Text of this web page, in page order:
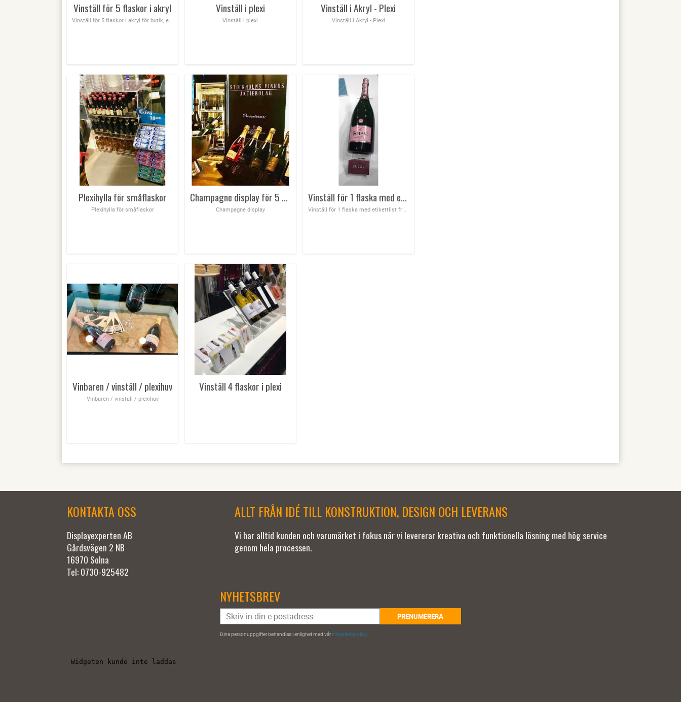
Vinställ för 5 flaskor i akryl Vinställ i plexi
Vinställ i plexi
Vinställ i Akryl - Plexi
Vinställ i Akryl - Plexi
Plexihylla för småflaskor
Plexihylla för småflaskor
Champagne display för 5 flaskor
Champagne display
Vinställ för 1 flaska med etikettlist fram till B 85 x H 45 mm
Vinställ för 1 flaska med etikettlist fram till B 85 x H 45 mm
Vinbaren / vinställ / plexihuv
Vinbaren / vinställ / plexihuv
Vinställ 4 flaskor i plexi
KONTAKTA OSS
Displayexperten AB
Gårdsvägen 2 NB
16970 Solna
Tel: 0730-925482
ALLT FRÅN IDÉ TILL KONSTRUKTION, DESIGN OCH LEVERANS
Vi har alltid kunden och varumärket i fokus när vi levererar kreativa och funktionella lösning med hög service
genom hela processen.
NYHETSBREV
PRENUMERERA
Dina personuppgifter behandlas i enlighet med vårintegritetspolicy.